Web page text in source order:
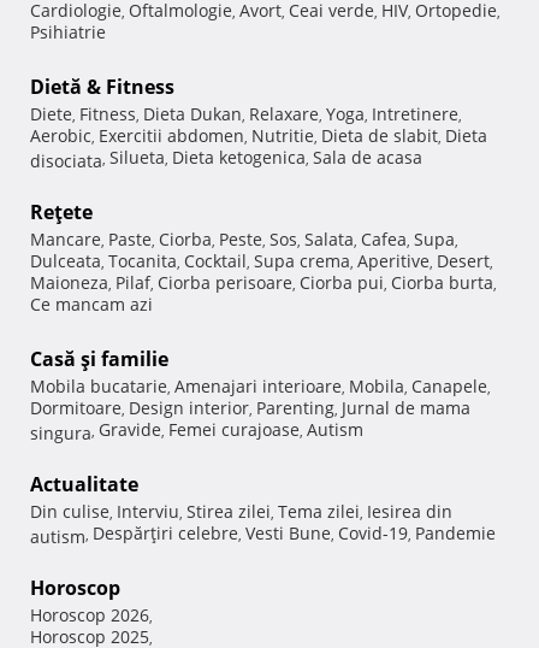
Cardiologie, Oftalmologie, Avort, Ceai verde, HIV, Ortopedie,
Psihiatrie
Dietă & Fitness
Diete, Fitness, Dieta Dukan, Relaxare, Yoga, Intretinere,
Aerobic, Exercitii abdomen, Nutritie, Dieta de slabit, Dieta
disociata, Silueta, Dieta ketogenica, Sala de acasa
Reţete
Mancare, Paste, Ciorba, Peste, Sos, Salata, Cafea, Supa,
Dulceata, Tocanita, Cocktail, Supa crema, Aperitive, Desert,
Maioneza, Pilaf, Ciorba perisoare, Ciorba pui, Ciorba burta,
Ce mancam azi
Casă şi familie
Mobila bucatarie, Amenajari interioare, Mobila, Canapele,
Dormitoare, Design interior, Parenting, Jurnal de mama
singura, Gravide, Femei curajoase, Autism
Actualitate
Din culise, Interviu, Stirea zilei, Tema zilei, Iesirea din
autism, Despărţiri celebre, Vesti Bune, Covid-19, Pandemie
Horoscop
Horoscop 2026,
Horoscop 2025,